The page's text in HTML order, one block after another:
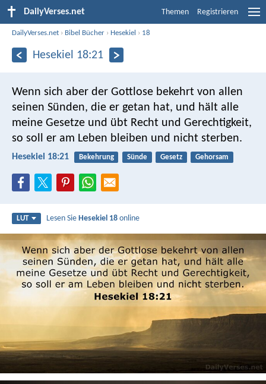
DailyVerses.net Themen Registrieren
DailyVerses.net › Bibel Bücher › Hesekiel › 18
Hesekiel 18:21
Wenn sich aber der Gottlose bekehrt von allen
seinen Sünden, die er getan hat, und hält alle
meine Gesetze und übt Recht und Gerechtigkeit,
so soll er am Leben bleiben und nicht sterben.
Hesekiel 18:21 Bekehrung Sünde Gesetz Gehorsam
LUT Lesen SieHesekiel 18 online